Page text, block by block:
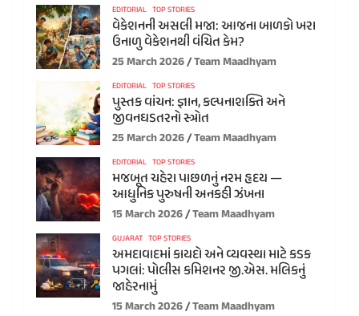
EDITORIAL TOP STORIES
વેકેશનની અસલી મજા: આજના બાળકો ખરા
ઉનાળુ વેકેશનથી વંચિત કેમ?
25 March 2026 Team Maadhyam
EDITORIAL TOP STORIES
પુસ્તક વાંચન: જ્ઞાન, કલ્પનાશક્તિ અને
જીવનઘડતરનો સ્ત્રોત
25 March 2026 Team Maadhyam
EDITORIAL TOP STORIES
મજબૂત ચહેરા પાછળનું નરમ હૃદય —
આધુનિક પુરુષની અનકહી ઝંખના
15 March 2026 Team Maadhyam
GUJARAT TOP STORIES
અમદાવાદમાં કાયદો અને વ્યવસ્થા માટે કડક
પગલાં: પોલીસ કમિશનર જી.એસ. મલિકનું
જાહેરનામું
15 March 2026 Team Maadhyam